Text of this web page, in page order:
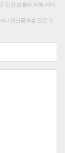
관련 법률에 의해 제재
나 인신공격성 글은 관